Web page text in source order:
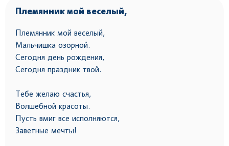
Племянник мой веселый,
Племянник мой веселый,
Мальчишка озорной.
Сегодня день рождения,
Сегодня праздник твой.
Тебе желаю счастья,
Волшебной красоты.
Пусть вмиг все исполняются,
Заветные мечты!